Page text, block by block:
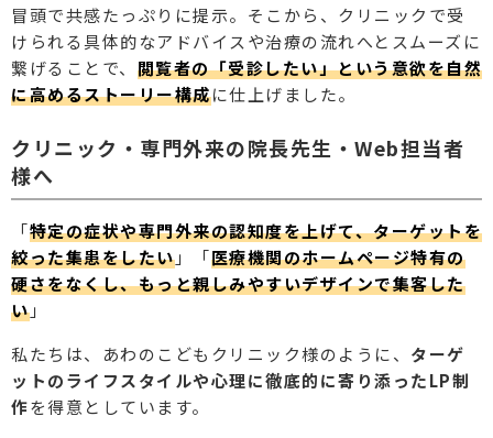
冒頭で共感たっぷりに提示。そこから、クリニックで受
けられる具体的なアドバイスや治療の流れへとスムーズに
繋げることで、 閲覧者の「受診したい」という意欲を自然
に高めるストーリー構成に仕上げました。
クリニック・専門外来の院長先生・Web担当者
様へ
「特定の症状や専門外来の認知度を上げて、ターゲットを
絞った集患をしたい」「医療機関のホームページ特有の
硬さをなくし、もっと親しみやすいデザインで集客した
い」
私たちは、あわのこどもクリニック様のように、 ターゲ
ットのライフスタイルや心理に徹底的に寄り添ったLP制
作を得意としています。